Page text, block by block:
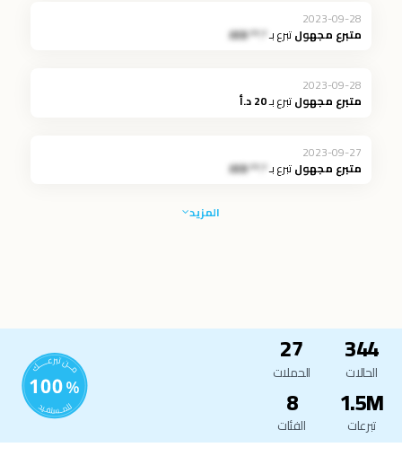
2023-09-28
متبرع مجهولتبرع بـ*.** JOD
2023-09-28
متبرع مجهولتبرع بـ20 د.أ
2023-09-27
متبرع مجهولتبرع بـ*.** JOD
المزيد
344
الحالات
27
الحملات
1.5M
تبرعات
8
الفئات